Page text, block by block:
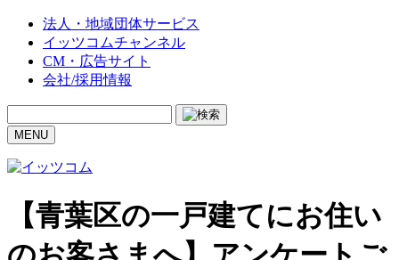
法人・地域団体サービス
イッツコムチャンネル
CM・広告サイト
会社/採用情報
MENU
【青葉区の一戸建てにお住い